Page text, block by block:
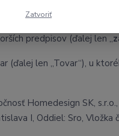
1964 Zb. Občiansky
2007 Z.z. o ochrane
predpisov (ďalej len „
(ďalej len „Tovar“), u
Homedesign SK,
I, Oddiel: Sro,
Zatvoriť